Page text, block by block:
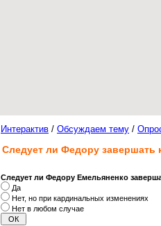
Интерактив / Обсуждаем тему /
Следует ли Федору завершать
Следует ли Федору Емельяненко
Да
Нет, но при кардинальных изменениях
Нет в любом случае